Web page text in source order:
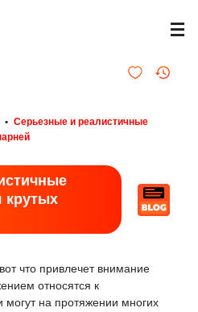
• Серьезные и реалистичные
крутых
что привлечет внимание
относятся к
могут на протяжении многих